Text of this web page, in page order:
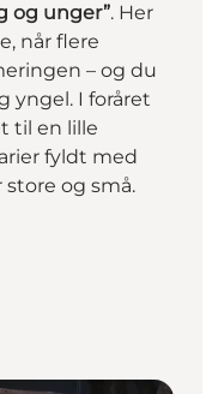
og unger”. Her
når flere
– og du
I foråret
til en lille
fyldt med
og små.
Nordsøen Oceanarium